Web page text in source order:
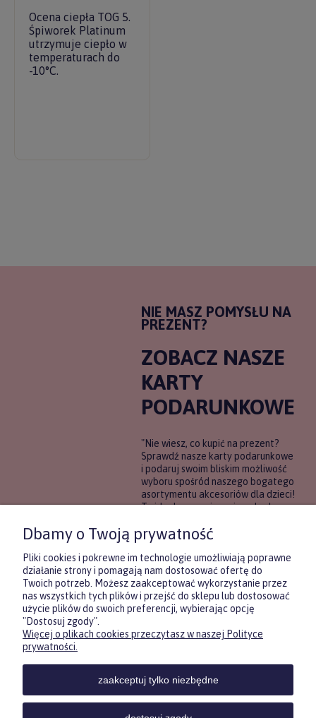
Ocena ciepła TOG 5.
Śpiworek Platinum
utrzymuje ciepło w
temperaturach do
-10°C.
NIE MASZ POMYSŁU NA
PREZENT?
ZOBACZ NASZE
KARTY
PODARUNKOWE
"Nie wiesz, co kupić na prezent?
Sprawdź nasze karty podarunkowe
i podaruj swoim bliskim możliwość
wyboru spośród naszego bogatego
asortymentu akcesoriów dla dzieci!
To idealne rozwiązanie, gdy chcesz
pewności, co będzie najbardziej
trafione.
DOWIEDZ SIĘ WIĘCEJ
KONTAKTPOMOC MOJE
Zasubskrybuj nasz newsletter
i otrzymaj5% rabatu na pierwszyzakup.
Dbamy o Twoją prywatność
Pliki cookies i pokrewne im technologie umożliwiają poprawne
działanie strony i pomagają nam dostosować ofertę do
Twoich potrzeb. Możesz zaakceptować wykorzystanie przez
nas wszystkich tych plików i przejść do sklepu lub dostosować
użycie plików do swoich preferencji, wybierając opcję
"Dostosuj zgody".
Więcej o plikach cookies przeczytasz w naszej Polityce
prywatności.
zaakceptuj tylko niezbędne